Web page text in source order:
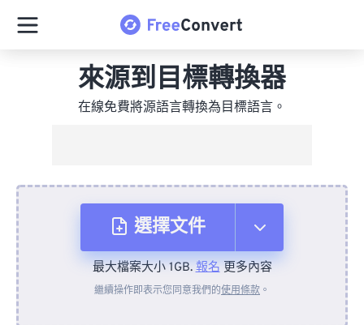
來源到目標轉換器
在線免費將源語言轉換為目標語言。
選擇文件
來自裝置
最大檔案大小 1GB.報名更多內容
繼續操作即表示您同意我們的使用條款 。